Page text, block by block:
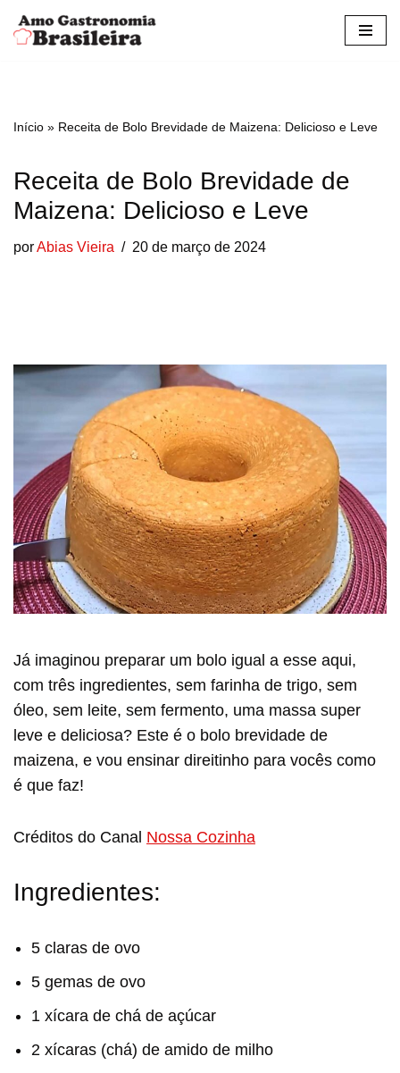
Pular
conteúdo
Início » Receita de Bolo Brevidade de Maizena: Delicioso e Leve
Receita de Bolo Brevidade de
Maizena: Delicioso e Leve
porAbias Vieira 20 de março de 2024
Já imaginou preparar um bolo igual a esse aqui,
com três ingredientes, sem farinha de trigo, sem
óleo, sem leite, sem fermento, uma massa super
leve e deliciosa? Este é o bolo brevidade de
maizena, e vou ensinar direitinho para vocês como
é que faz!
Créditos do Canal Nossa Cozinha
Ingredientes:
5 claras de ovo
5 gemas de ovo
1 xícara de chá de açúcar
2 xícaras (chá) de amido de milho